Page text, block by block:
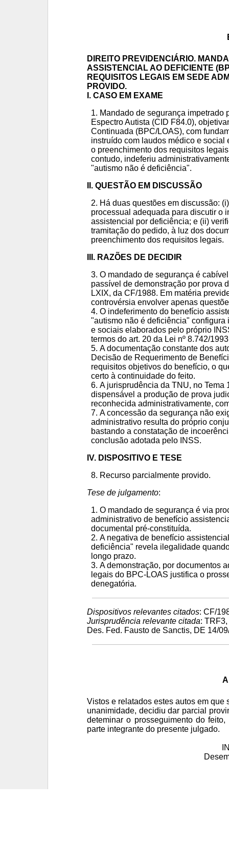
DIREITO PREVIDENCIÁRIO.
ASSISTENCIAL AO DEFICIENTE
REQUISITOS LEGAIS EM SEDE
PROVIDO.
I. CASO EM EXAME
Mandado de segurança impetrado
Espectro Autista (CID F84.0),
Continuada (BPC/LOAS), com
instruído com laudos médico e
o preenchimento dos requisitos
contudo, indeferiu
"autismo não é deficiência".
II. QUESTÃO EM DISCUSSÃO
Há duas questões em discussão:
processual adequada para discutir o
assistencial por deficiência; e (ii)
tramitação do pedido, à luz dos
preenchimento dos requisitos legais.
III. RAZÕES DE DECIDIR
O mandado de segurança é
passível de demonstração por prova
LXIX, da CF/1988. Em matéria
controvérsia envolver apenas
O indeferimento do benefício
"autismo não é deficiência"
e sociais elaborados pelo próprio
termos do art. 20 da Lei nº 8.742/
A documentação constante dos
Decisão de Requerimento de
requisitos objetivos do benefício, o
certo à continuidade do feito.
A jurisprudência da TNU, no Tema
dispensável a produção de prova
reconhecida administrativamente,
A concessão da segurança não
administrativo resulta do próprio
bastando a constatação de
conclusão adotada pelo INSS.
IV. DISPOSITIVO E TESE
Recurso parcialmente provido.
Tese de julgamento:
O mandado de segurança é via
administrativo de benefício
documental pré-constituída.
A negativa de benefício
deficiência" revela ilegalidade
longo prazo.
A demonstração, por documentos
legais do BPC-LOAS justifica o
denegatória.
Dispositivos relevantes citados: CF/
Jurisprudência relevante citada:
Des. Fed. Fausto de Sanctis, DE 14/
Vistos e relatados estes autos em
unanimidade, decidiu dar parcial
deteminar o prosseguimento do
parte integrante do presente julgado.